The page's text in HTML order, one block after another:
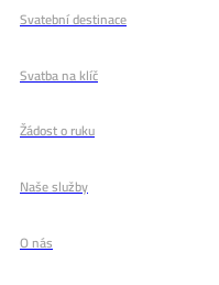
Svatební destinace
Svatba na klíč
Žádost o ruku
Naše služby
O nás